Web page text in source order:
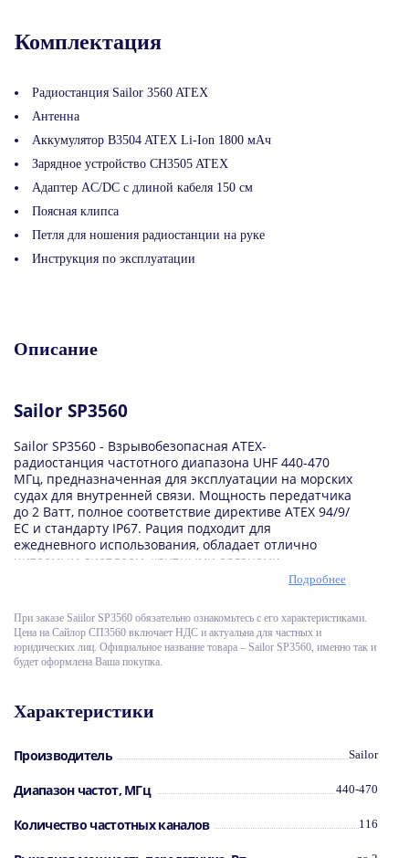
Комплектация
Радиостанция Sailor 3560 ATEX
Антенна
Аккумулятор B3504 ATEX Li-Ion 1800 мАч
Зарядное устройство CH3505 ATEX
Адаптер AC/DC с длиной кабеля 150 см
Поясная клипса
Петля для ношения радиостанции на руке
Инструкция по эксплуатации
Описание
Sailor SP3560
Sailor SP3560 - Взрывобезопасная ATEX-
радиостанция частотного диапазона UHF 440-470
МГц, предназначенная для эксплуатации на морских
судах для внутренней связи. Мощность передатчика
до 2 Ватт, полное соответствие директиве ATEX 94/9/
ЕС и стандарту IP67. Рация подходит для
ежедневного использования, обладает отлично
читаемым дисплеем, крупными органами
управления, высокой надёжностью и отличными
Особенности Sailor SP3560:
Мощность передатчика: до 2 Ватт
Индикация высокой мощности передатчика
Степень защиты от влаги IР67
Регулируемый шумоподавитель
Подробнее
При заказе Saiilor SP3560 обязательно ознакомьтесь с его характеристиками.
Цена на Сайлор СП3560 включает НДС и актуальна для частных и
юридических лиц. Официальное название товара – Sailor SP3560, именно так и
будет оформлена Ваша покупка.
Характеристики
Производитель Sailor
Диапазон частот, МГц 440-470
Количество частотных каналов 116